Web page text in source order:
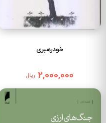
خودرهبری
2,000,000 ریال